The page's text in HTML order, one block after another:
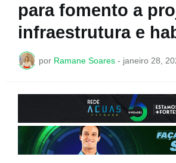
para fomento a
infraestrutura e
por Ramane Soares - janeiro 28,